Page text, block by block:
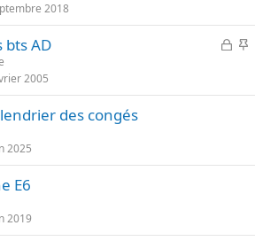
r
t
t
2018
B
q
I
o
bts AD
2005
des congés
2025
E6
2019